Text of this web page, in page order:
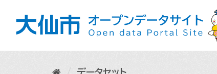
データセット